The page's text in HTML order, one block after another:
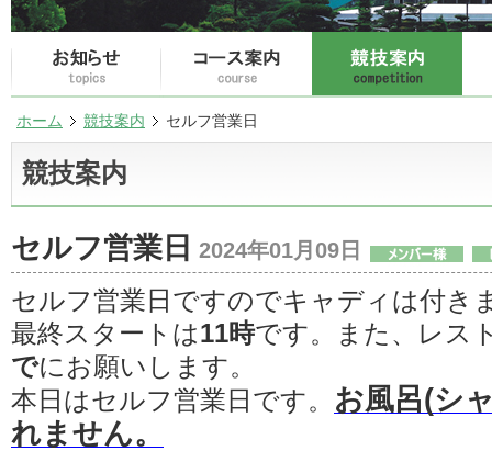
ホーム 競技案内 セルフ営業日
競技案内
セルフ営業日 2024年01月09日
セルフ営業日ですのでキャディは付き
最終スタートは11時です。また、レス
でにお願いします。
本日はセルフ営業日です。 お風呂(シ
れません。